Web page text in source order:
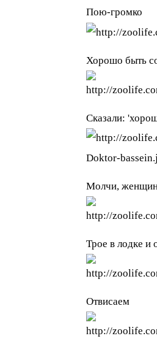
Пою-громко
Хорошо быть
Сказали:
Молчи,
Трое в лодке и
Отвисаем